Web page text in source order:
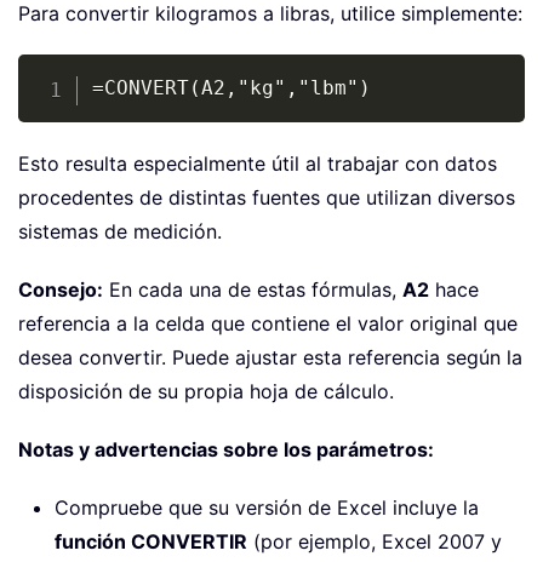
Para convertir kilogramos a libras, utilice simplemente:
=CONVERT(A2,"kg","lbm")
Esto resulta especialmente útil al trabajar con datos
procedentes de distintas fuentes que utilizan diversos
sistemas de medición.
Consejo: En cada una de estas fórmulas, A2 hace
referencia a la celda que contiene el valor original que
desea convertir. Puede ajustar esta referencia según la
disposición de su propia hoja de cálculo.
Notas y advertencias sobre los parámetros:
Compruebe que su versión de Excel incluye la
función CONVERTIR (por ejemplo, Excel 2007 y